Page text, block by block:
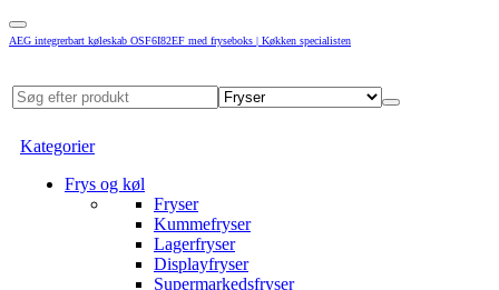
AEG integrerbart køleskab OSF6I82EF med fryseboks | Køkken specialisten
Kategorier
Frys og køl
Fryser
Kummefryser
Lagerfryser
Displayfryser
Supermarkedsfryser